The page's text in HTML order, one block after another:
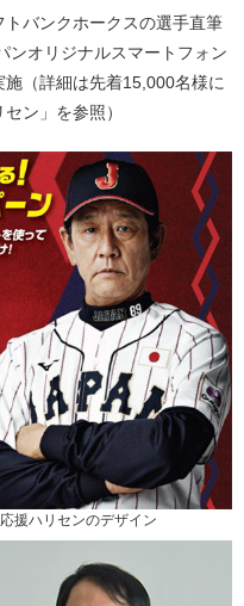
トバンクホークスの選手直筆
ンオリジナルスマートフォン
（詳細は先着15,000名様に
ン」を参照）
援ハリセンのデザイン